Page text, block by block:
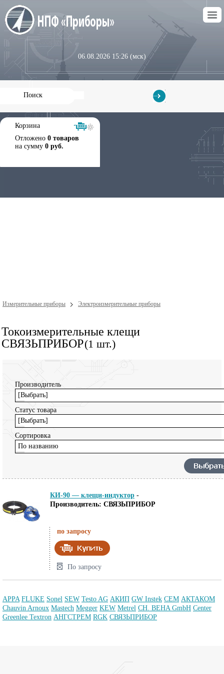
06.08.2026 15:26 (мск)
Корзина
Отложено 0 товаров
на сумму 0 руб.
Измерительные приборы Электроизмерительные приборы
Токоизмерительные клещи
СВЯЗЬПРИБОР(1 шт.)
Производитель
[Выбрать]
Статус товара
[Выбрать]
Сортировка
По названию
КИ-90 — клещи-индуктор -
Производитель: СВЯЗЬПРИБОР
по запросу
По запросу
APPA FLUKE Sonel SEW Testo AG АКИП GW Instek CEM АКТАКОМ
Chauvin Arnoux Mastech Megger KEW Metrel CH. BEHA GmbH Center
Greenlee Textron АНГСТРЕМ RGK СВЯЗЬПРИБОР